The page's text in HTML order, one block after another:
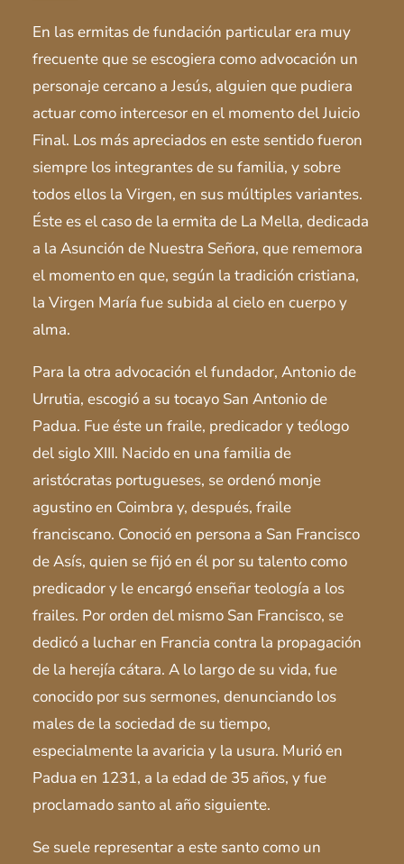
En las ermitas de fundación particular era muy
frecuente que se escogiera como advocación un
personaje cercano a Jesús, alguien que pudiera
actuar como intercesor en el momento del Juicio
Final. Los más apreciados en este sentido fueron
siempre los integrantes de su familia, y sobre
todos ellos la Virgen, en sus múltiples variantes.
Éste es el caso de la ermita de La Mella, dedicada
a la Asunción de Nuestra Señora, que rememora
el momento en que, según la tradición cristiana,
la Virgen María fue subida al cielo en cuerpo y
alma.
Para la otra advocación el fundador, Antonio de
Urrutia, escogió a su tocayo San Antonio de
Padua. Fue éste un fraile, predicador y teólogo
del siglo XIII. Nacido en una familia de
aristócratas portugueses, se ordenó monje
agustino en Coimbra y, después, fraile
franciscano. Conoció en persona a San Francisco
de Asís, quien se fijó en él por su talento como
predicador y le encargó enseñar teología a los
frailes. Por orden del mismo San Francisco, se
dedicó a luchar en Francia contra la propagación
de la herejía cátara. A lo largo de su vida, fue
conocido por sus sermones, denunciando los
males de la sociedad de su tiempo,
especialmente la avaricia y la usura. Murió en
Padua en 1231, a la edad de 35 años, y fue
proclamado santo al año siguiente.
Se suele representar a este santo como un